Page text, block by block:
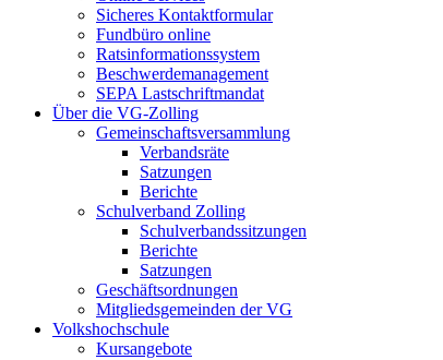
Sicheres Kontaktformular
Fundbüro online
Ratsinformationssystem
Beschwerdemanagement
SEPA Lastschriftmandat
Über die VG-Zolling
Gemeinschaftsversammlung
Verbandsräte
Satzungen
Berichte
Schulverband Zolling
Schulverbandssitzungen
Berichte
Satzungen
Geschäftsordnungen
Mitgliedsgemeinden der VG
Volkshochschule
Kursangebote